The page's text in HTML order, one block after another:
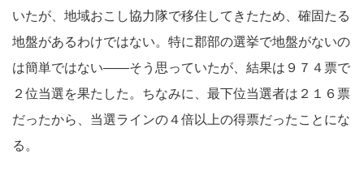
いたが、地域おこし協力隊で移住してきたため、確固たる
地盤があるわけではない。特に郡部の選挙で地盤がないの
は簡単ではない――そう思っていたが、結果は９７４票で
２位当選を果たした。ちなみに、最下位当選者は２１６票
だったから、当選ラインの４倍以上の得票だったことにな
る。